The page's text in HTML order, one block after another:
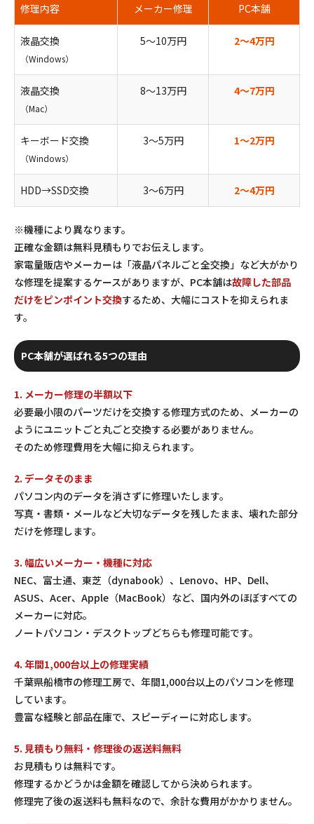
修理内容 メーカー修理 PC本舗
液晶交換
（Windows）
5〜10万円 2〜4万円
液晶交換
（Mac）
8〜13万円 4〜7万円
キーボード交換
（Windows）
3〜5万円 1〜2万円
HDD→SSD交換 3〜6万円 2〜4万円
※機種により異なります。
正確な金額は無料見積もりでお伝えします。
家電量販店やメーカーは「液晶パネルごと全交換」など大がかり
な修理を提案するケースがありますが、PC本舗は故障した部品
だけをピンポイント交換するため、大幅にコストを抑えられま
す。
PC本舗が選ばれる5つの理由
1. メーカー修理の半額以下
必要最小限のパーツだけを交換する修理方式のため、メーカーの
ようにユニットごと丸ごと交換する必要がありません。
そのため修理費用を大幅に抑えられます。
2. データそのまま
パソコン内のデータを消さずに修理いたします。
写真・書類・メールなど大切なデータを残したまま、壊れた部分
だけを修理します。
3. 幅広いメーカー・機種に対応
NEC、富士通、東芝（dynabook）、Lenovo、HP、Dell、
ASUS、Acer、Apple（MacBook）など、国内外のほぼすべての
メーカーに対応。
ノートパソコン・デスクトップどちらも修理可能です。
4. 年間1,000台以上の修理実績
千葉県船橋市の修理工房で、年間1,000台以上のパソコンを修理
しています。
豊富な経験と部品在庫で、スピーディーに対応します。
5. 見積もり無料・修理後の返送料無料
お見積もりは無料です。
修理するかどうかは金額を確認してから決められます。
修理完了後の返送料も無料なので、余計な費用がかかりません。